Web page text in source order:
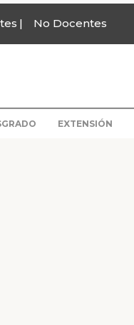
No Docentes
EXTENSIÓN